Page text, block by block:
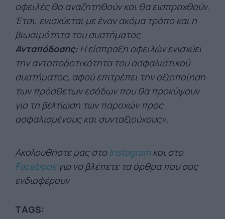
οφειλές θα αναζητηθούν και θα εισπραχθούν.
Έτσι, ενισχύεται με έναν ακόμα τρόπο και η
βιωσιμότητα του συστήματος.
Ανταπόδοσης: Η είσπραξη οφειλών ενισχύει
την ανταποδοτικότητα του ασφαλιστικού
συστήματος, αφού επιτρέπει την αξιοποίηση
των πρόσθετων εσόδων που θα προκύψουν
για τη βελτίωση των παροχών προς
ασφαλισμένους και συνταξιούχους».
Ακολουθήστε μας στο Instagramκαι στο
Facebookγια να βλέπετε τα άρθρα που σας
ενδιαφέρουν
TAGS: